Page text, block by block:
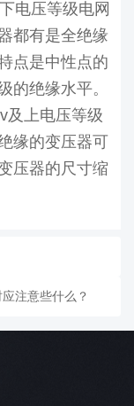
电压等级电网
都有是全绝缘
点是中性点的
的绝缘水平。
及上电压等级
缘的变压器可
压器的尺寸缩
注意些什么？